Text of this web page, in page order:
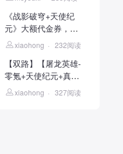
《战影破穹+天使纪
元》大额代金券，全
商城xiaohong · 232阅读
【双路】【屠龙英雄-
零氪+天使纪元+真红
奇 xiaohong · 327阅读